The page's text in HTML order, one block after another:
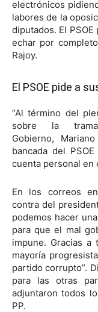
electrónicos
labores de la
diputados. El
echar por
Rajoy.
El PSOE pide a
“Al término del
sobre la
Gobierno,
bancada del
cuenta personal en
En los correos
contra del
podemos hacer
para que el mal
impune. Gracias a
mayoría
partido corrupto”.
para las otras
adjuntaron todos
PP.